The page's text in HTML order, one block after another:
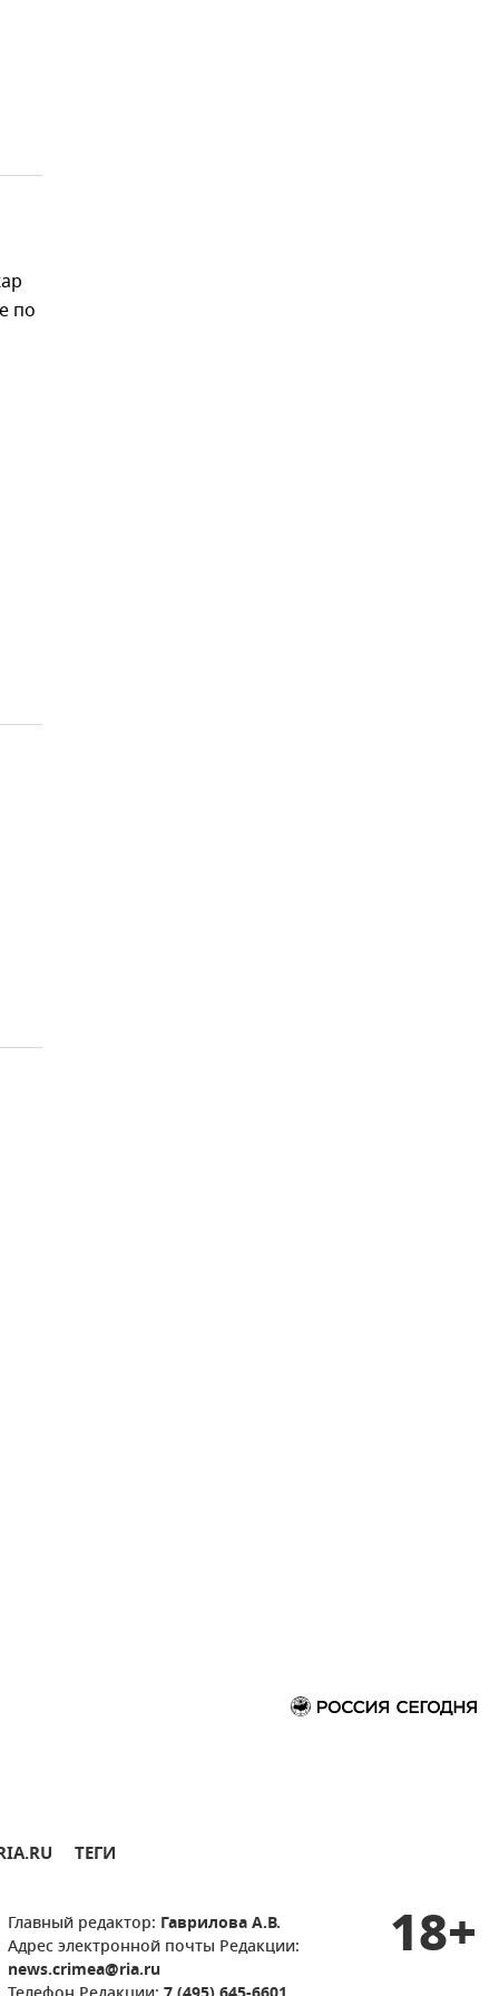
по
ТЕГИ
Главный редактор: Гаврилова А.В.
Адрес электронной почты Редакции:
news.crimea@ria.ru
18+